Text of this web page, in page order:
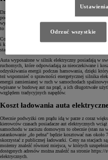
Dzięki swojej budowie
podróżowania, ale także serwisu. Ma to niebagatelne
wymiany oleju silnikowego, filtrów oleju i paliwa,
to wielki plus pozwalający oszczędzać podczas
Co więcej, elektryki nie posiadają wielu elementów
i koło dwumasowe, turbosprężarka, katalizator,
stanowi zmorę wszystkich właścicieli diesli
Auta wyposażone w silnik elektryczny posiadają w
ruchomych, które odpowiadają za nieoczekiwane i
odzyskiwania energii podczas hamowania, dzięki
też wspomnieć o sprawności energetycznej silnika
energii zamienianej w ruch w samochodach
wpisane w budowę aut na prąd, a ich długotrwałe
względem tradycyjnych napędów.
Koszt ładowania auta
Obecnie podwyżki cen prądu idą w parze z coraz
kierowców czasach posiadacze aut elektrycznych
samochodu w zaciszu domowym to obecnie (stan na
zatankowanie „do pełna” będzie kosztować nas
skorzystać z publicznej ładowarki. Ceny na stacjach
możemy znaleźć również miejsca, w których
dostępnych adresów można znaleźć na stronie
elektrycznych.
Odrzuć wszystkie